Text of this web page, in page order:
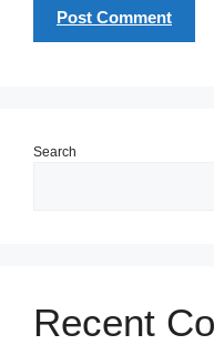
Search
Recent